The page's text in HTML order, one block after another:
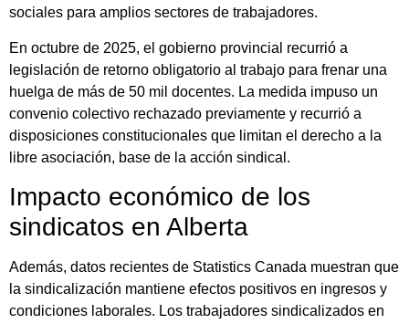
sociales para amplios sectores de trabajadores.
En octubre de 2025, el gobierno provincial recurrió a
legislación de retorno obligatorio al trabajo para frenar una
huelga de más de 50 mil docentes. La medida impuso un
convenio colectivo rechazado previamente y recurrió a
disposiciones constitucionales que limitan el derecho a la
libre asociación, base de la acción sindical.
Impacto económico de los
sindicatos en Alberta
Además, datos recientes de Statistics Canada muestran que
la sindicalización mantiene efectos positivos en ingresos y
condiciones laborales. Los trabajadores sindicalizados en